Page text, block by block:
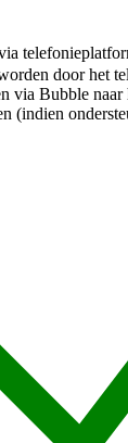
door het
via Bubble
(indien